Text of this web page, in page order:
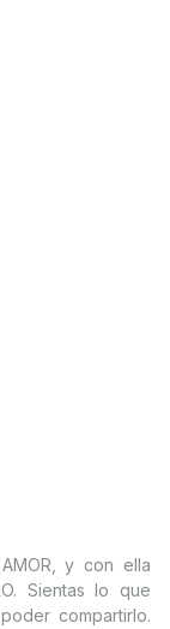
y con ella
Sientas lo que
compartirlo.